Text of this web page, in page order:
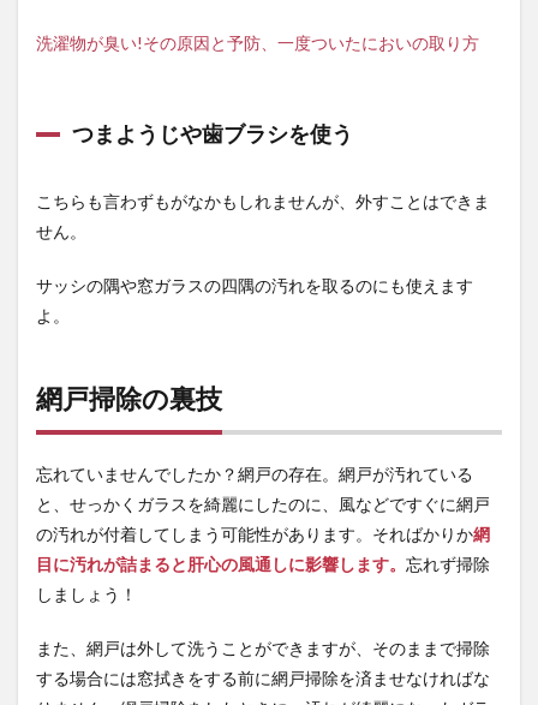
洗濯物が臭い!その原因と予防、一度ついたにおいの取り方
つまようじや歯ブラシを使う
こちらも言わずもがなかもしれませんが、外すことはできま
せん。
サッシの隅や窓ガラスの四隅の汚れを取るのにも使えます
よ。
網戸掃除の裏技
忘れていませんでしたか？網戸の存在。網戸が汚れている
と、せっかくガラスを綺麗にしたのに、風などですぐに網戸
の汚れが付着してしまう可能性があります。そればかりか網
目に汚れが詰まると肝心の風通しに影響します。 忘れず掃除
しましょう！
また、網戸は外して洗うことができますが、そのままで掃除
する場合には窓拭きをする前に網戸掃除を済ませなければな